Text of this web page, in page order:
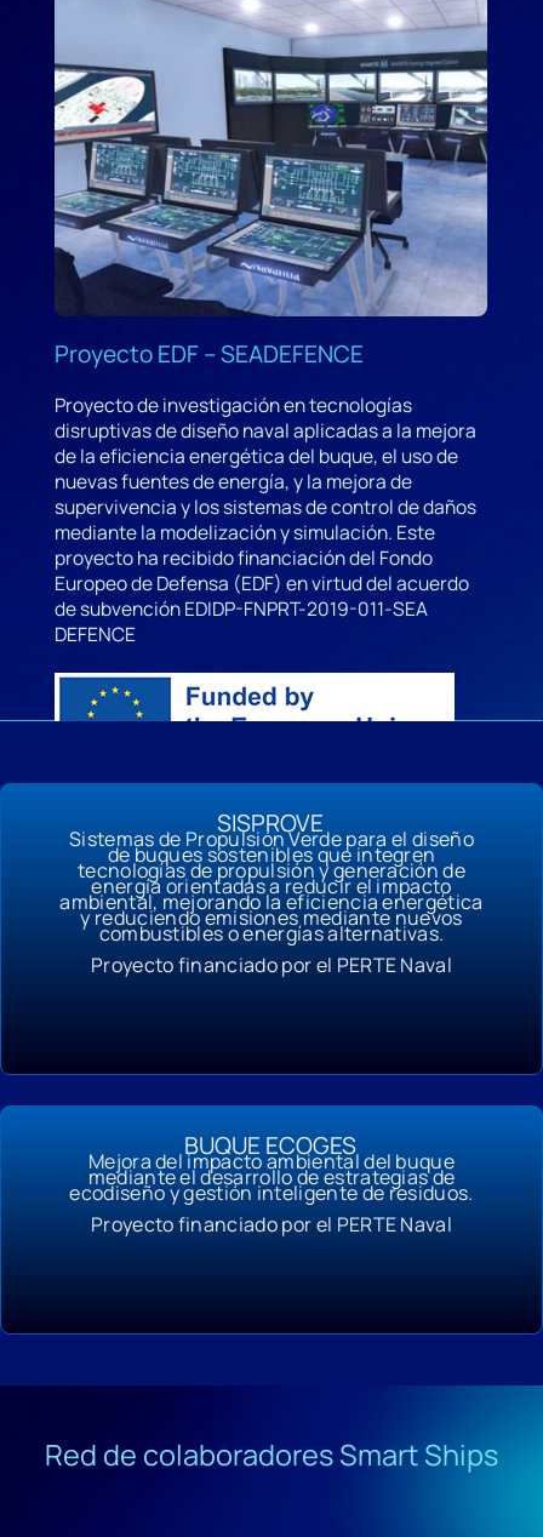
Proyecto EDF – SEADEFENCE
Proyecto de investigación en tecnologías
disruptivas de diseño naval aplicadas a la mejora
de la eficiencia energética del buque, el uso de
nuevas fuentes de energía, y la mejora de
supervivencia y los sistemas de control de daños
mediante la modelización y simulación. Este
proyecto ha recibido financiación del Fondo
Europeo de Defensa (EDF) en virtud del acuerdo
de subvención EDIDP-FNPRT-2019-011-SEA
DEFENCE
SISPROVE
Sistemas de Propulsión Verde para el diseño
de buques sostenibles que integren
tecnologías de propulsión y generación de
energía orientadas a reducir el impacto
ambiental, mejorando la eficiencia energética
y reduciendo emisiones mediante nuevos
combustibles o energías alternativas.
Proyecto financiado por el PERTE Naval
BUQUE ECOGES
Mejora del impacto ambiental del buque
mediante el desarrollo de estrategias de
ecodiseño y gestión inteligente de residuos.
Proyecto financiado por el PERTE Naval
Red de colaboradores Smart Ships